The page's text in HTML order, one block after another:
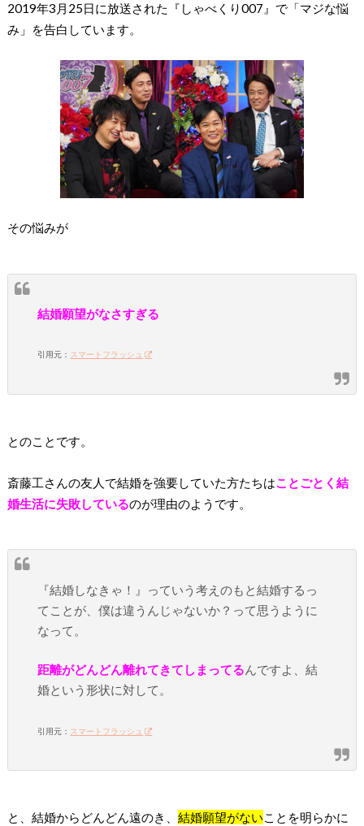
2019年3月25日に放送された『しゃべくり007』で「マジな悩
み」を告白しています。
その悩みが
結婚願望がなさすぎる
引用元： スマートフラッシュ
とのことです。
斎藤工さんの友人で結婚を強要していた方たちはことごとく結
婚生活に失敗しているのが理由のようです。
『結婚しなきゃ！』っていう考えのもと結婚するっ
てことが、僕は違うんじゃないか？って思うように
なって。
距離がどんどん離れてきてしまってるんですよ、結
婚という形状に対して。
引用元： スマートフラッシュ
と、結婚からどんどん遠のき、 結婚願望がないことを明らかに